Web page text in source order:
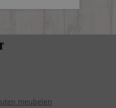
meubelen